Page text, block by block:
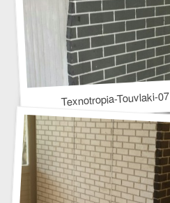
Texnotropia-Touvlaki-07